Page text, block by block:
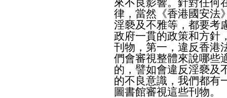
律，當然《香港國安法
淫褻及不雅等，都要考
政府一貫的政策和方針
刊物，第一，違反香港
們會審視整體來說哪些
的，譬如會違反淫褻及
的不良意識，我們都有
圖書館審視這些刊物。